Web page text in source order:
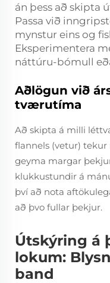
án þess að skipta
Passa við
mynstur eins og
Eksperimentera
náttúru-bómull
Aðlögun við
tværutíma
Að skipta á milli
flannels (vetur)
geyma margar
klukkustundir á
því að nota
að þvo fullar þekjur.
Útskýring á
lokum:
band